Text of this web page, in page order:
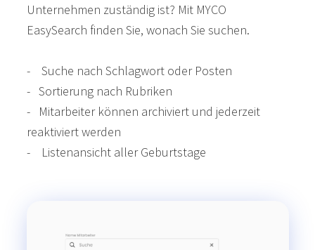
Unternehmen zuständig ist? Mit MYCO
EasySearch finden Sie, wonach Sie suchen.
- Suche nach Schlagwort oder Posten
- Sortierung nach Rubriken
- Mitarbeiter können archiviert und jederzeit
reaktiviert werden
- Listenansicht aller Geburtstage